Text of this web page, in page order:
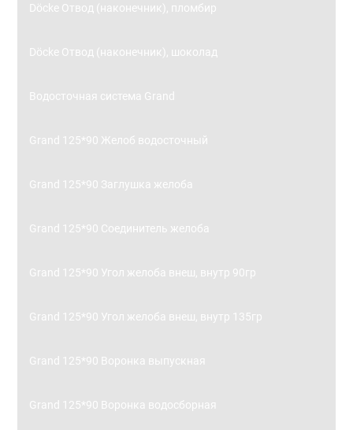
Döcke Отвод (наконечник), пломбир
Döcke Отвод (наконечник), шоколад
Водосточная система Grand
Grand 125*90 Желоб водосточный
Grand 125*90 Заглушка желоба
Grand 125*90 Соединитель желоба
Grand 125*90 Угол желоба внеш, внутр 90гр
Grand 125*90 Угол желоба внеш, внутр 135гр
Grand 125*90 Воронка выпускная
Grand 125*90 Воронка водосборная